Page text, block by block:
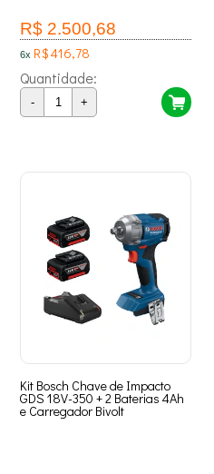
R$ 2.500,68
6x R$ 416,78
Quantidade:
- +
Kit Bosch Chave de Impacto
GDS 18V-350 + 2 Baterias 4Ah
e Carregador Bivolt